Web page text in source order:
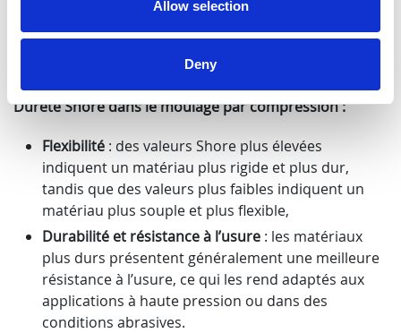
Allow selection
Deny
fournissant ainsi des informations sur ses propriétés
Dureté Shore dans le moulage par compression :
Flexibilité : des valeurs Shore plus élevées
indiquent un matériau plus rigide et plus dur,
tandis que des valeurs plus faibles indiquent un
matériau plus souple et plus flexible,
Durabilité et résistance à l’usure : les matériaux
plus durs présentent généralement une meilleure
résistance à l’usure, ce qui les rend adaptés aux
applications à haute pression ou dans des
conditions abrasives.